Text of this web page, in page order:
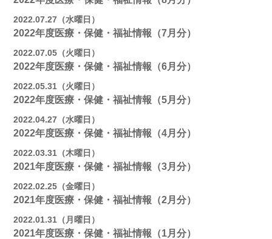
2022.07.27（水曜日）
2022年度医療・保健・福祉情報（7月分）
2022.07.05（火曜日）
2022年度医療・保健・福祉情報（6月分）
2022.05.31（火曜日）
2022年度医療・保健・福祉情報（5月分）
2022.04.27（水曜日）
2022年度医療・保健・福祉情報（4月分）
2022.03.31（木曜日）
2021年度医療・保健・福祉情報（3月分）
2022.02.25（金曜日）
2021年度医療・保健・福祉情報（2月分）
2022.01.31（月曜日）
2021年度医療・保健・福祉情報（1月分）